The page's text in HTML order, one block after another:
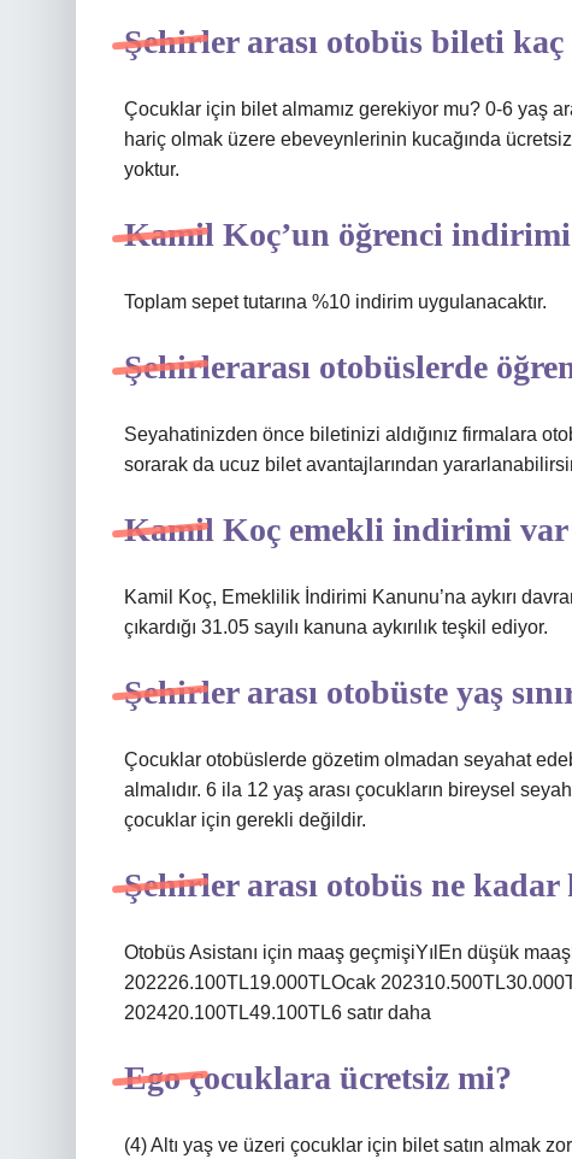
Şehirler arası otobüs bileti
Çocuklar için bilet almamız gerekiyor mu? 0-6 yaş
hariç olmak üzere ebeveynlerinin kucağında
yoktur.
Kamil Koç’un öğrenci indirimi
Toplam sepet tutarına %10 indirim uygulanacaktır.
Şehirlerarası otobüslerde
Seyahatinizden önce biletinizi aldığınız firmalara
sorarak da ucuz bilet avantajlarından
Kamil Koç emekli indirimi var
Kamil Koç, Emeklilik İndirimi Kanunu’na aykırı
çıkardığı 31.05 sayılı kanuna aykırılık teşkil ediyor.
Şehirler arası otobüste yaş
Çocuklar otobüslerde gözetim olmadan seyahat
almalıdır. 6 ila 12 yaş arası çocukların bireysel
çocuklar için gerekli değildir.
Şehirler arası otobüs ne kadar
Otobüs Asistanı için maaş geçmişiYılEn düşük
202226.100TL19.000TLOcak
202420.100TL49.100TL6 satır daha
Ego çocuklara ücretsiz mi?
(4) Altı yaş ve üzeri çocuklar için bilet satın almak